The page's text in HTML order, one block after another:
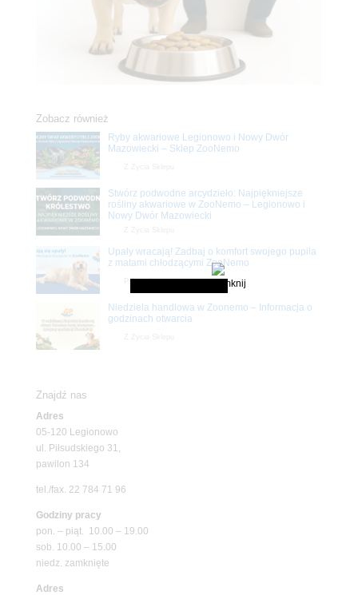
Zobacz również
Ryby akwariowe Legionowo i Nowy Dwór
Mazowiecki – Sklep ZooNemo
Stwórz podwodne arcydzieło: Najpiękniejsze
rośliny akwariowe w ZooNemo – Legionowo i
Nowy Dwór Mazowiecki
Promocje
Upały wracają! Zadbaj o komfort swojego pupila
z matami chłodzącymi ZooNemo
Niedziela handlowa w Zoonemo – Informacja o
godzinach otwarcia
Znajdź nas
Adres
05-120 Legionowo
ul. Piłsudskiego 31,
pawilon 134
tel./fax. 22 784 71 96
Godziny pracy
pon. – piąt. 10.00 – 19.00
sob. 10.00 – 15.00
niedz. zamknięte
Adres